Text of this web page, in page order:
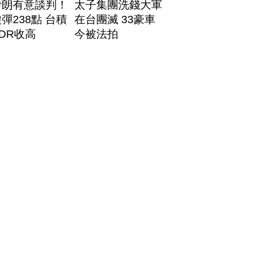
有意談判！
238點 台積
收高
太子集團洗錢大軍
在台團滅 33豪車
今被法拍